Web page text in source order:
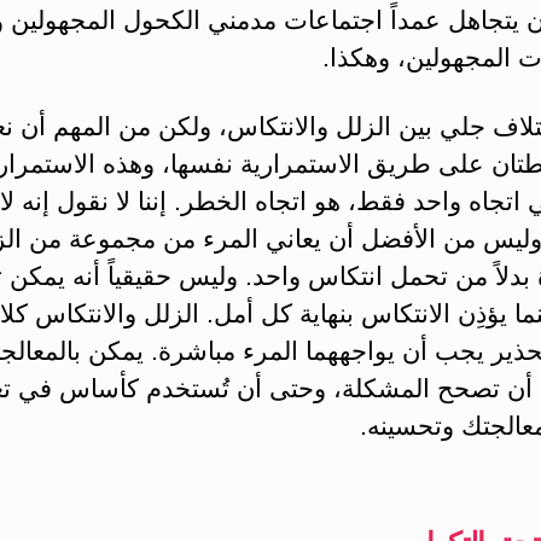
يتجاهل عمداً اجتماعات مدمني الكحول
المجهولين، وهكذا.
جلي بين الزلل والانتكاس، ولكن من المهم أن
على طريق الاستمرارية نفسها، وهذه
واحد فقط، هو اتجاه الخطر. إننا لا نقول إنه
وليس من الأفضل أن يعاني المرء من مجموعة من
بدلاً من تحمل انتكاس واحد. وليس حقيقياً أنه يمكن
يؤذِن الانتكاس بنهاية كل أمل. الزلل والانتكاس
يجب أن يواجههما المرء مباشرة. يمكن
أن تصحح المشكلة، وحتى أن تُستخدم كأساس في
وتحسينه.